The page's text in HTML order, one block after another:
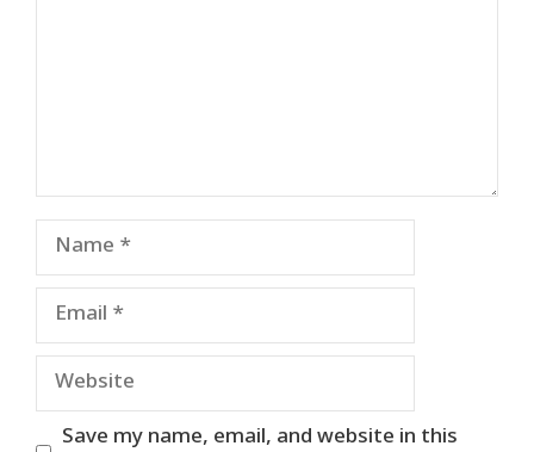
Name
Email
Website
Save my name, email, and website in this